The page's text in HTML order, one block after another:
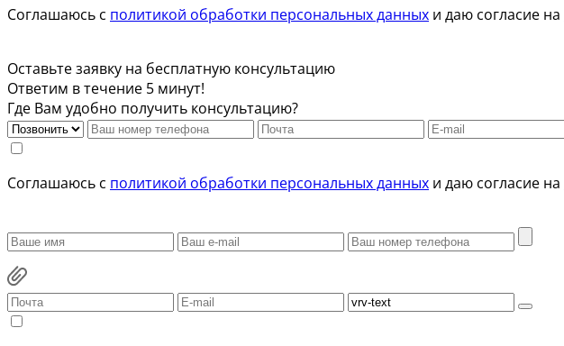
Соглашаюсь с политикой обработки персональных данных и даю согласие на
Оставьте заявку на бесплатную консультацию
Ответим в течение 5 минут!
Где Вам удобно получить консультацию?
Соглашаюсь с политикой обработки персональных данных и даю согласие на